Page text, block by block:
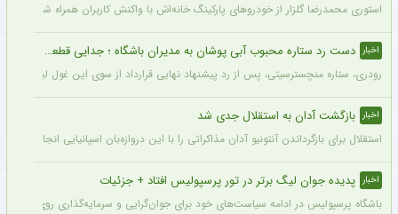
استوری محمدرضا گلزار از خودروهای پارکینگ خانه‌اش با واکنش کاربران همراه شده و
اخبار دست رد ستاره محبوب آبی پوشان به مدیران باشگاه ؛ جدایی قطعی است !
رودری، ستاره منچسترسیتی، پس از رد پیشنهاد نهایی قرارداد از سوی این غول لیگ
اخبار بازگشت آدان به استقلال جدی شد
استقلال برای بازگرداندن آنتونیو آدان مذاکراتی را با این دروازه‌بان اسپانیایی انجام داده و قرار است مذاکرات اوایل هفته نهایی
اخبار پدیده جوان لیگ برتر در تور پرسپولیس افتاد + جزئیات
باشگاه پرسپولیس در ادامه سیاست‌های خود برای جوان‌گرایی و سرمایه‌گذاری روی استعدادهای آینده فوتبال